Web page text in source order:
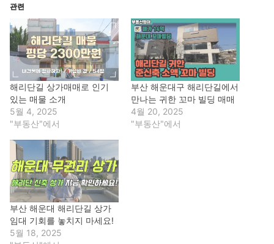
관련
해리단길 상가매매로 인기
있는 매물 소개
5월 4, 2025
"부동산"에서
부산 해운대구 해리단길에서
만나는 귀한 꼬마 빌딩 매매
4월 20, 2025
"부동산"에서
부산 해운대 해리단길 상가
임대 기회를 놓치지 마세요!
5월 18, 2025